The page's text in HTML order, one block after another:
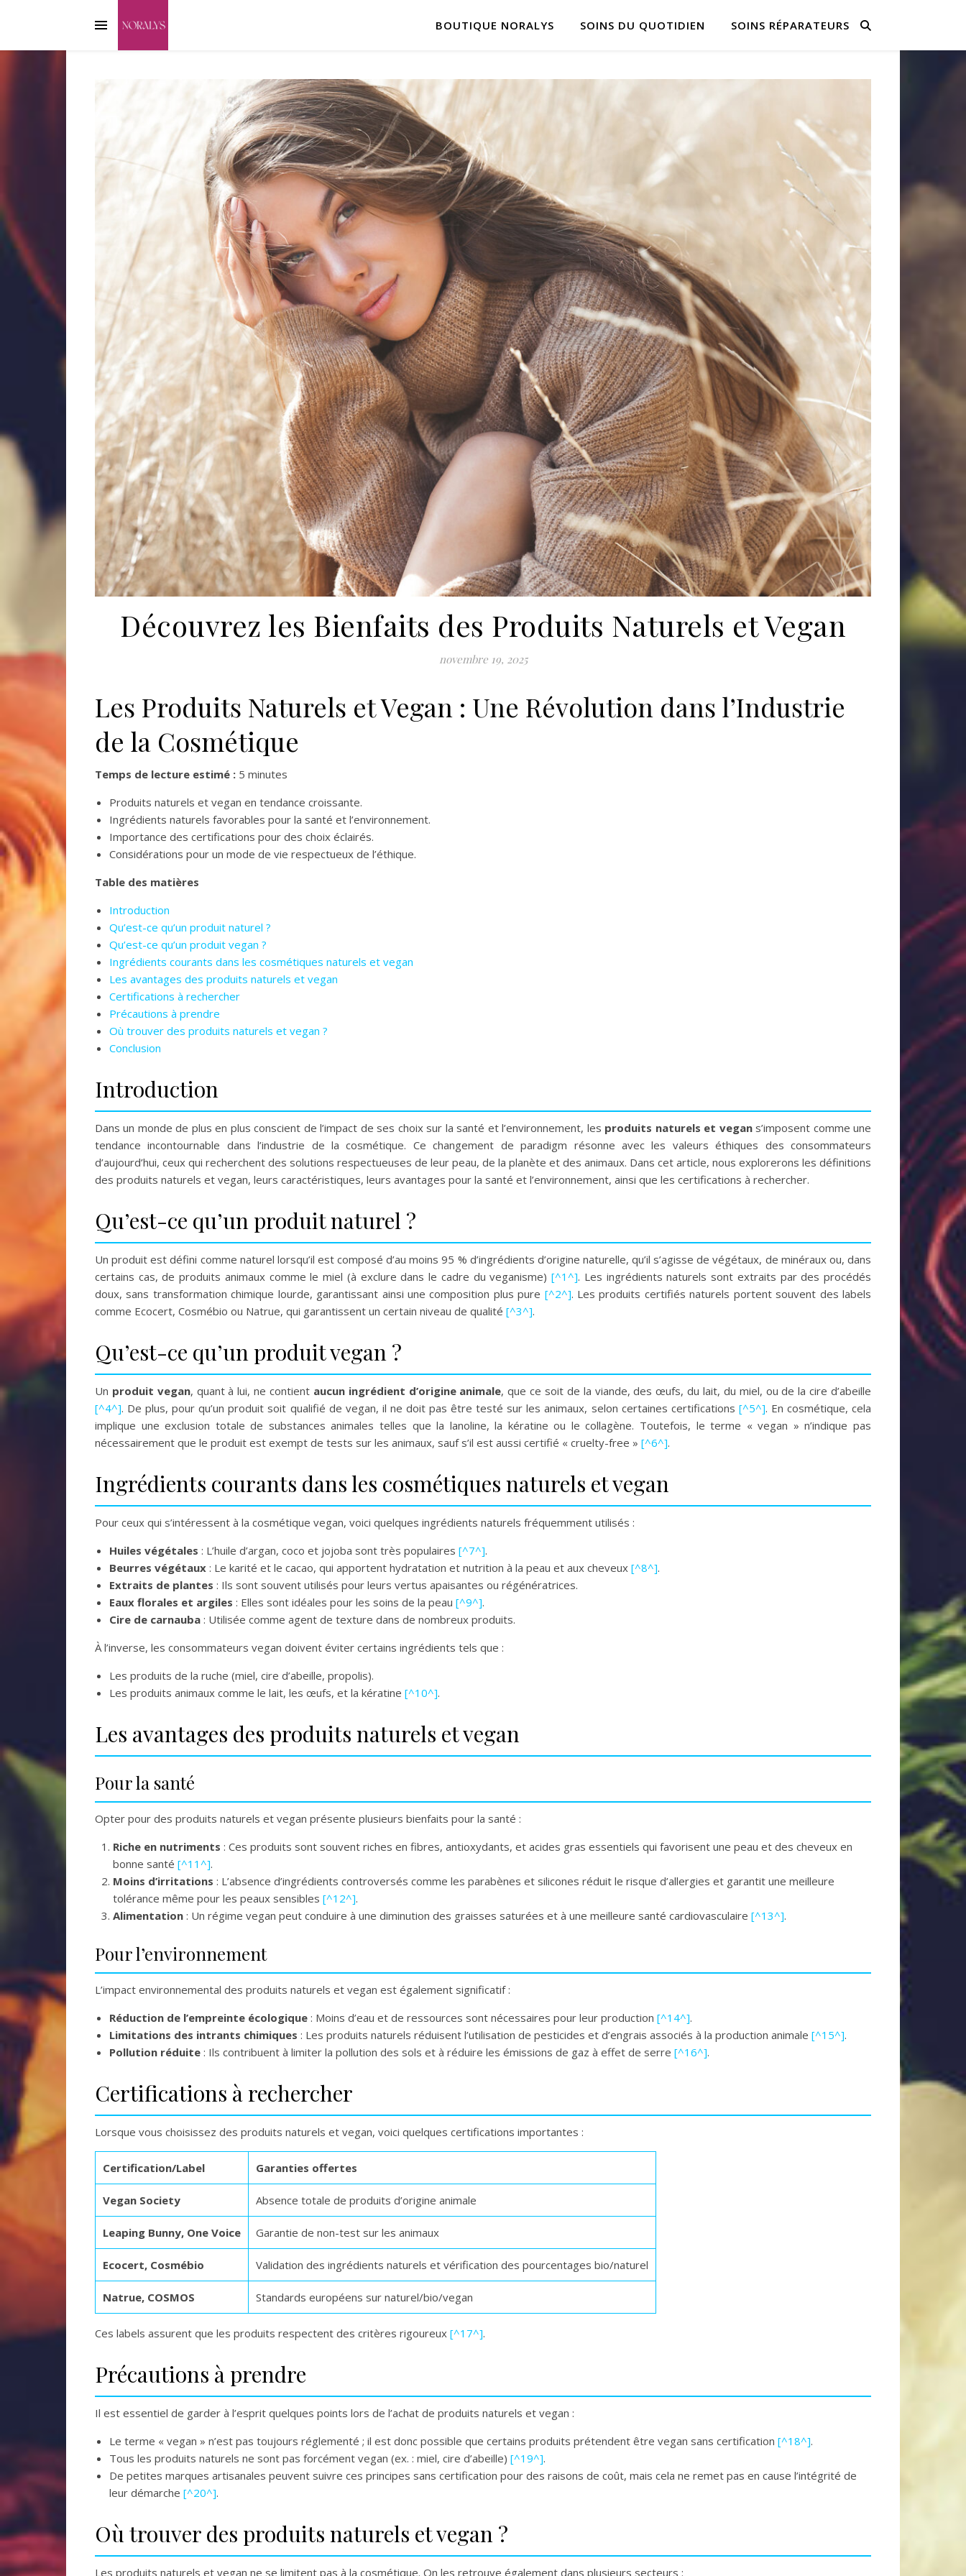
BOUTIQUE NORALYS SOINS DU QUOTIDIEN SOINS RÉPARATEURS
Découvrez les Bienfaits des Produits Naturels et Vegan
novembre 19, 2025
Les Produits Naturels et Vegan : Une Révolution dans l’Industrie
de la Cosmétique
Temps de lecture estimé : 5 minutes
Produits naturels et vegan en tendance croissante.
Ingrédients naturels favorables pour la santé et l’environnement.
Importance des certifications pour des choix éclairés.
Considérations pour un mode de vie respectueux de l’éthique.
Table des matières
Introduction
Qu’est-ce qu’un produit naturel ?
Qu’est-ce qu’un produit vegan ?
Ingrédients courants dans les cosmétiques naturels et vegan
Les avantages des produits naturels et vegan
Certifications à rechercher
Précautions à prendre
Où trouver des produits naturels et vegan ?
Conclusion
Introduction
Dans un monde de plus en plus conscient de l’impact de ses choix sur la santé et l’environnement, les produits naturels et vegans’imposent comme une
tendance incontournable dans l’industrie de la cosmétique. Ce changement de paradigm résonne avec les valeurs éthiques des consommateurs
d’aujourd’hui, ceux qui recherchent des solutions respectueuses de leur peau, de la planète et des animaux. Dans cet article, nous explorerons les définitions
des produits naturels et vegan, leurs caractéristiques, leurs avantages pour la santé et l’environnement, ainsi que les certifications à rechercher.
Qu’est-ce qu’un produit naturel ?
Un produit est défini comme naturel lorsqu’il est composé d’au moins 95 % d’ingrédients d’origine naturelle, qu’il s’agisse de végétaux, de minéraux ou, dans
certains cas, de produits animaux comme le miel (à exclure dans le cadre du veganisme)[^1^]. Les ingrédients naturels sont extraits par des procédés
doux, sans transformation chimique lourde, garantissant ainsi une composition plus pure [^2^]. Les produits certifiés naturels portent souvent des labels
comme Ecocert, Cosmébio ou Natrue, qui garantissent un certain niveau de qualité [^3^].
Qu’est-ce qu’un produit vegan ?
Un produit vegan, quant à lui, ne contient aucun ingrédient d’origine animale, que ce soit de la viande, des œufs, du lait, du miel, ou de la cire d’abeille
[^4^]. De plus, pour qu’un produit soit qualifié de vegan, il ne doit pas être testé sur les animaux, selon certaines certifications [^5^]. En cosmétique, cela
implique une exclusion totale de substances animales telles que la lanoline, la kératine ou le collagène. Toutefois, le terme « vegan » n’indique pas
nécessairement que le produit est exempt de tests sur les animaux, sauf s’il est aussi certifié « cruelty-free » [^6^].
Ingrédients courants dans les cosmétiques naturels et vegan
Pour ceux qui s’intéressent à la cosmétique vegan, voici quelques ingrédients naturels fréquemment utilisés :
Huiles végétales : L’huile d’argan, coco et jojoba sont très populaires [^7^].
Beurres végétaux : Le karité et le cacao, qui apportent hydratation et nutrition à la peau et aux cheveux [^8^].
Extraits de plantes : Ils sont souvent utilisés pour leurs vertus apaisantes ou régénératrices.
Eaux florales et argiles : Elles sont idéales pour les soins de la peau [^9^].
Cire de carnauba : Utilisée comme agent de texture dans de nombreux produits.
À l’inverse, les consommateurs vegan doivent éviter certains ingrédients tels que :
Les produits de la ruche (miel, cire d’abeille, propolis).
Les produits animaux comme le lait, les œufs, et la kératine [^10^].
Les avantages des produits naturels et vegan
Pour la santé
Opter pour des produits naturels et vegan présente plusieurs bienfaits pour la santé :
Riche en nutriments : Ces produits sont souvent riches en fibres, antioxydants, et acides gras essentiels qui favorisent une peau et des cheveux en
bonne santé [^11^].
Moins d’irritations : L’absence d’ingrédients controversés comme les parabènes et silicones réduit le risque d’allergies et garantit une meilleure
tolérance même pour les peaux sensibles [^12^].
Alimentation : Un régime vegan peut conduire à une diminution des graisses saturées et à une meilleure santé cardiovasculaire [^13^].
Pour l’environnement
L’impact environnemental des produits naturels et vegan est également significatif :
Réduction de l’empreinte écologique : Moins d’eau et de ressources sont nécessaires pour leur production [^14^].
Limitations des intrants chimiques : Les produits naturels réduisent l’utilisation de pesticides et d’engrais associés à la production animale [^15^].
Pollution réduite : Ils contribuent à limiter la pollution des sols et à réduire les émissions de gaz à effet de serre [^16^].
Certifications à rechercher
Lorsque vous choisissez des produits naturels et vegan, voici quelques certifications importantes :
Certification/Label Garanties offertes
Vegan Society Absence totale de produits d’origine animale
Leaping Bunny, One Voice Garantie de non-test sur les animaux
Ecocert, Cosmébio Validation des ingrédients naturels et vérification des pourcentages bio/naturel
Natrue, COSMOS Standards européens sur naturel/bio/vegan
Ces labels assurent que les produits respectent des critères rigoureux [^17^].
Précautions à prendre
Il est essentiel de garder à l’esprit quelques points lors de l’achat de produits naturels et vegan :
Le terme « vegan » n’est pas toujours réglementé ; il est donc possible que certains produits prétendent être vegan sans certification [^18^].
Tous les produits naturels ne sont pas forcément vegan (ex. : miel, cire d’abeille) [^19^].
De petites marques artisanales peuvent suivre ces principes sans certification pour des raisons de coût, mais cela ne remet pas en cause l’intégrité de
leur démarche [^20^].
Où trouver des produits naturels et vegan ?
Les produits naturels et vegan ne se limitent pas à la cosmétique. On les retrouve également dans plusieurs secteurs :